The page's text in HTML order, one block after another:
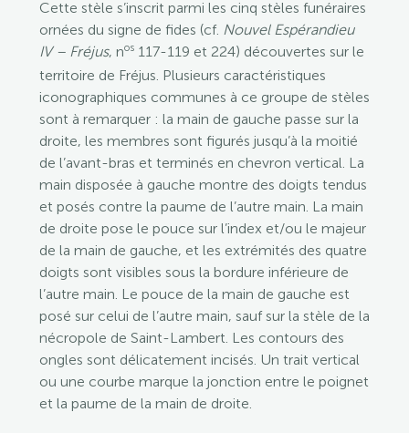
Cette stèle s’inscrit parmi les cinq stèles funéraires
ornées du signe de fides (cf. Nouvel Espérandieu
IV – Fréjus, nos117-119 et 224) découvertes sur le
territoire de Fréjus. Plusieurs caractéristiques
iconographiques communes à ce groupe de stèles
sont à remarquer : la main de gauche passe sur la
droite, les membres sont figurés jusqu’à la moitié
de l’avant-bras et terminés en chevron vertical. La
main disposée à gauche montre des doigts tendus
et posés contre la paume de l’autre main. La main
de droite pose le pouce sur l’index et/ou le majeur
de la main de gauche, et les extrémités des quatre
doigts sont visibles sous la bordure inférieure de
l’autre main. Le pouce de la main de gauche est
posé sur celui de l’autre main, sauf sur la stèle de la
nécropole de Saint-Lambert. Les contours des
ongles sont délicatement incisés. Un trait vertical
ou une courbe marque la jonction entre le poignet
et la paume de la main de droite.